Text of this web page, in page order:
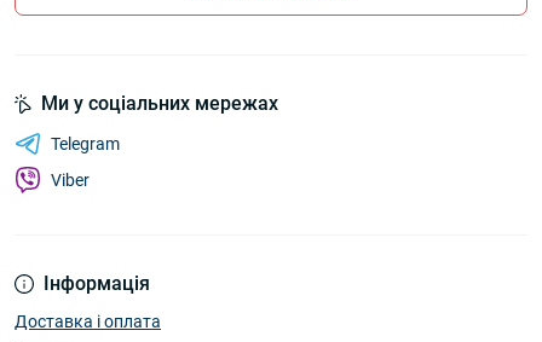
Інформація
Доставка і оплата
Ми у соціальних мережах
Telegram
Viber